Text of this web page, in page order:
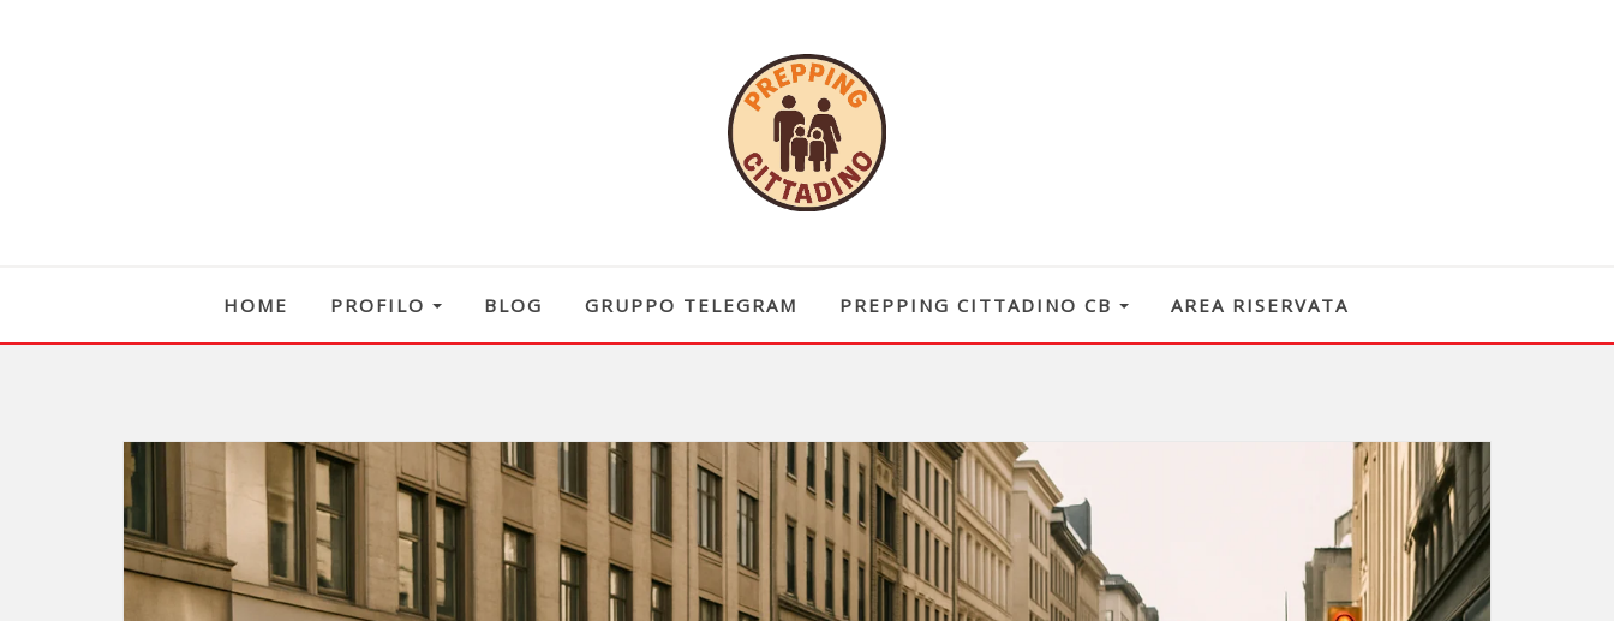
HOME PROFILO BLOG GRUPPO TELEGRAM PREPPING CITTADINO CB AREA RISERVATA